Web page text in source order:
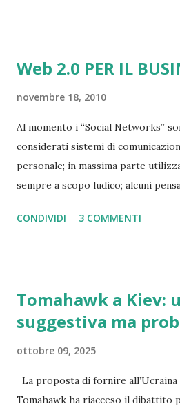
lavora con margini inferiori al 10%,
crisi sistemica che minaccia la
manifatturiera, proprio mentre le
intensificano. I clienti richiedono
personalizzati, sostenibili e
Web 2.0 PER IL
novembre 18, 2010
Al momento i “Social Networks”
considerati sistemi di
personale; in massima parte
sempre a scopo ludico; alcuni
attenzione le possibili implicazioni
incontrollabile, e la
profonda: si sta creando una nuova
tra l’altro, definita e delimitata da
che questa nuova generazione
aumenterà la sua influenza sia nel
CONDIVIDI 3 COMMENTI
Tomahawk a Kiev:
suggestiva ma
ottobre 09, 2025
La proposta di fornire
Tomahawk ha riacceso il dibattito